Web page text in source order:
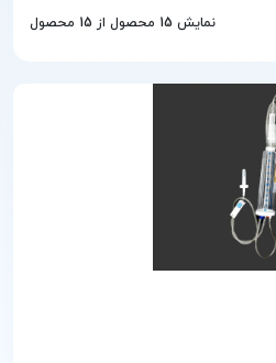
نمایش 15 محصول از 15 محصول